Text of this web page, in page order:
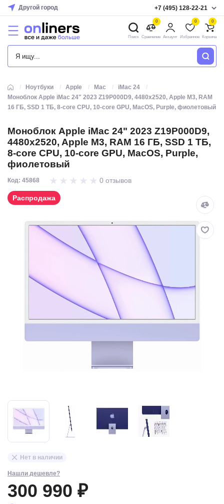
Другой город +7 (495) 128-22-21
КАТАЛОГ
Поиск
0
Сравнение Аккаунт
0
Избранное
0
Корзина
Ноутбуки Apple Mac
iMac 24
Моноблок Apple iMac 24" 2023 Z19P000D9, 4480x2520, Apple M3, RAM
16 ГБ, SSD 1 ТБ, 8-core CPU, 10-core GPU, MacOS, Purple, фиолетовый
Моноблок Apple iMac 24" 2023 Z19P000D9,
4480x2520, Apple M3, RAM 16 ГБ, SSD 1 ТБ,
8-core CPU, 10-core GPU, MacOS, Purple,
фиолетовый
Код: 45868 0 отзывов
Распродажа
Нет в наличии
Нашли дешевле?
300 990 ₽